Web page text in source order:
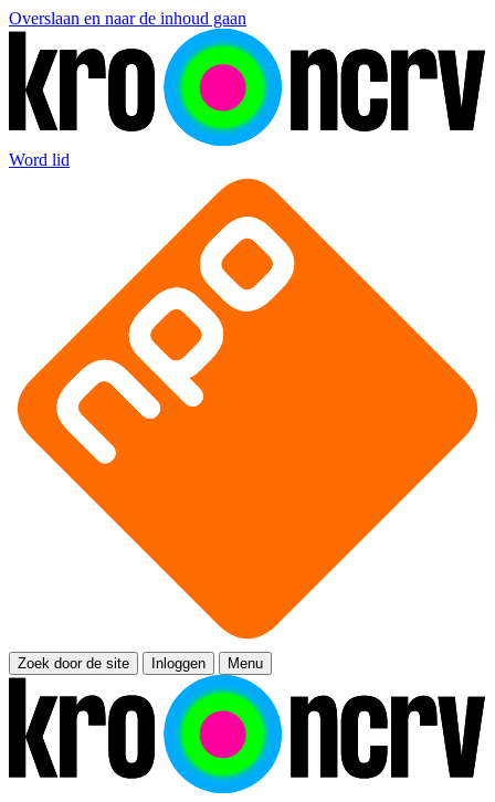
Overslaan en naar de inhoud gaan
Word lid
Zoek door de site Inloggen Menu